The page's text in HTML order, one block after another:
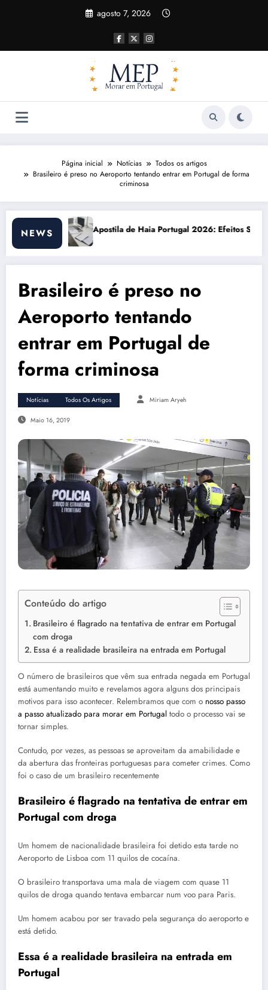
agosto 7, 2026
Página inicial Notícias
Todos os artigos
Brasileiro é preso no Aeroporto tentando entrar em Portugal de forma
criminosa
NEWS
Portugal 2026: Efeitos Surpreendentes e OportunidadesCusto de vida
Brasileiro é preso no
Aeroporto tentando
entrar em Portugal de
forma criminosa
Notícias Todos Os Artigos Miriam Aryeh
Maio 16, 2019
Conteúdo do artigo
Brasileiro é flagrado na tentativa de entrar em Portugal
com droga
Essa é a realidade brasileira na entrada em Portugal
O número de brasileiros que vêm sua entrada negada em Portugal
está aumentando muito e revelamos agora alguns dos principais
motivos para isso acontecer. Relembramos que com o nosso passo
a passo atualizado para morar em Portugal todo o processo vai se
tornar simples.
Contudo, por vezes, as pessoas se aproveitam da amabilidade e
da abertura das fronteiras portuguesas para cometer crimes. Como
foi o caso de um brasileiro recentemente
Brasileiro é flagrado na tentativa de entrar em
Portugal com droga
Um homem de nacionalidade brasileira foi detido esta tarde no
Aeroporto de Lisboa com 11 quilos de cocaína.
O brasileiro transportava uma mala de viagem com quase 11
quilos de droga quando tentava embarcar num voo para Paris.
Um homem acabou por ser travado pela segurança do aeroporto e
está detido.
Essa é a realidade brasileira na entrada em
Portugal